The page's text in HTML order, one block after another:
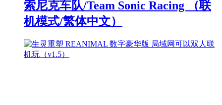
索尼克车队/Team Sonic Racing （联
机模式/繁体中文）